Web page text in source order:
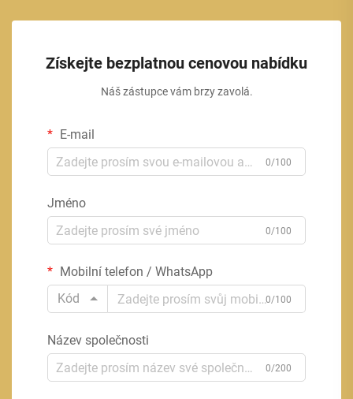
Získejte bezplatnou cenovou nabídku
Náš zástupce vám brzy zavolá.
E-mail
0/100
Jméno
0/100
Mobilní telefon / WhatsApp
Kód
0/100
Název společnosti
0/200